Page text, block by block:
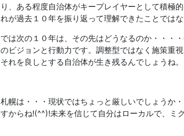
り、ある程度自治体がキープレイヤーとして積極
れが過去１０年を振り返って理解できたことではな
では次の１０年は、その先はどうなるのか・・・
のビジョンと行動力です。調整型ではなく施策重
それを良しとする自治体が生き残るんでしょうね。
札幌は・・・現状ではちょっと厳しいでしょうか
すからね!(^^)!未来を信じて自分はローカルで、ミ